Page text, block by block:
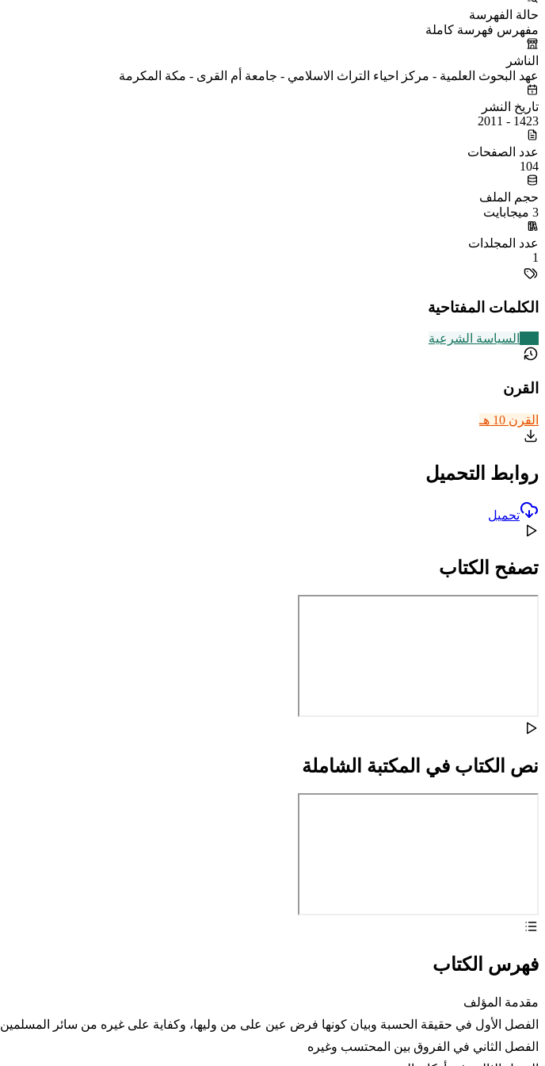
حالة الفهرسة
مفهرس فهرسة كاملة
الناشر
عهد البحوث العلمية - مركز احياء التراث الاسلامي - جامعة أم القرى - مكة المكرمة
تاريخ النشر
1423 - 2011
عدد الصفحات
104
حجم الملف
3 ميجابايت
عدد المجلدات
1
الكلمات المفتاحية
السياسة الشرعية
القرن
القرن 10 هـ
روابط التحميل
تحميل
تصفح الكتاب
نص الكتاب في المكتبة الشاملة
فهرس الكتاب
مقدمة المؤلف
الفصل الأول في حقيقة الحسبة وبيان كونها فرض عين على من وليها، وكفاية على غيره من سائر المسلمين
الفصل الثاني في الفروق بين المحتسب وغيره